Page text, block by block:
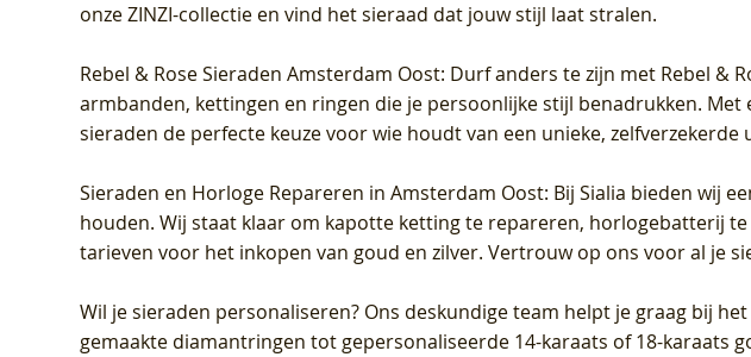
onze ZINZI-collectie en vind het sieraad dat jouw stijl laat stralen.
Rebel & Rose Sieraden Amsterdam Oost: Durf anders te zijn met Rebel &
armbanden, kettingen en ringen die je persoonlijke stijl benadrukken.
sieraden de perfecte keuze voor wie houdt van een unieke,
Sieraden en Horloge Repareren in Amsterdam Oost: Bij Sialia bieden wij
houden. Wij staat klaar om kapotte ketting te repareren, horlogebatterij
tarieven voor het inkopen van goud en zilver. Vertrouw op ons voor al je
Wil je sieraden personaliseren? Ons deskundige team helpt je graag bij
gemaakte diamantringen tot gepersonaliseerde 14-karaats of 18-karaats